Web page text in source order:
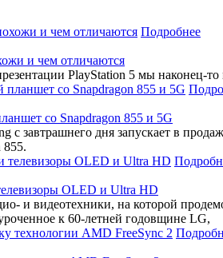
Подробнее
и чем отличаются
PlayStation 5 мы наконец-
со Snapdragon 855 и 5G
с завтрашнего дня запускает в
855.
OLED и Ultra HD
и видеотехники, на которой
к 60-летней годовщине LG,